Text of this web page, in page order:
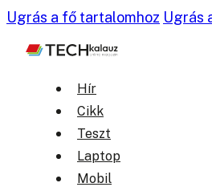
Ugrás a fő tartalomhoz Ugrás
Hír
Cikk
Teszt
Laptop
Mobil